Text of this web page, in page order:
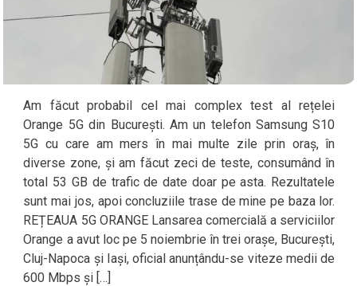
Am făcut probabil cel mai complex test al rețelei
Orange 5G din București. Am un telefon Samsung S10
5G cu care am mers în mai multe zile prin oraș, în
diverse zone, și am făcut zeci de teste, consumând în
total 53 GB de trafic de date doar pe asta. Rezultatele
sunt mai jos, apoi concluziile trase de mine pe baza lor.
REȚEAUA 5G ORANGE Lansarea comercială a serviciilor
Orange a avut loc pe 5 noiembrie în trei orașe, București,
Cluj-Napoca și Iași, oficial anunțându-se viteze medii de
600 Mbps și […]